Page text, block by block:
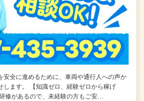
安全に進めるために、車両や通行人への声か
します。 【知識ゼロ、経験ゼロから稼げ
修があるので、未経験の方もご安…